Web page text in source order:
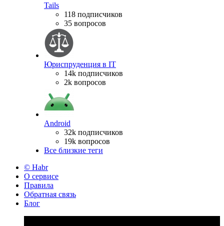
Tails
118 подписчиков
35 вопросов
Юриспруденция в IT
14k подписчиков
2k вопросов
Android
32k подписчиков
19k вопросов
Все близкие теги
© Habr
О сервисе
Правила
Обратная связь
Блог